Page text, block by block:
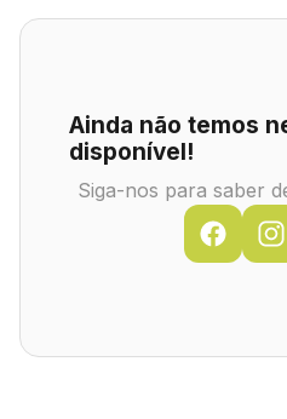
Ainda não temos
disponível!
Siga-nos para saber